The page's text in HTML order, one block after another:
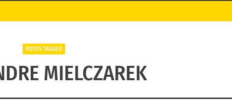
POSTS TAGGED
MIELCZAREK